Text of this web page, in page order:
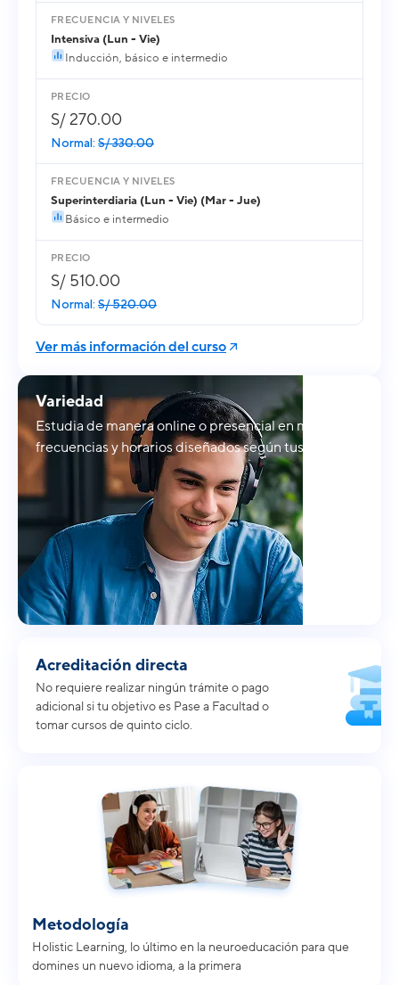
Intensiva (Lun - Vie)
Inducción, básico e intermedio
S/ 270.00
Normal: S/ 330.00
Superinterdiaria (Lun - Vie) (Mar - Jue)
Básico e intermedio
S/ 510.00
Normal: S/ 520.00
Ver más información del curso
Variedad
Estudia de manera online o presencial en múltiples
frecuencias y horarios diseñados según tus tiempos.
Acreditación directa
No requiere realizar ningún trámite o pago
adicional si tu objetivo es Pase a Facultad o
tomar cursos de quinto ciclo.
Metodología
Holistic Learning, lo último en la neuroeducación para que
domines un nuevo idioma, a la primera